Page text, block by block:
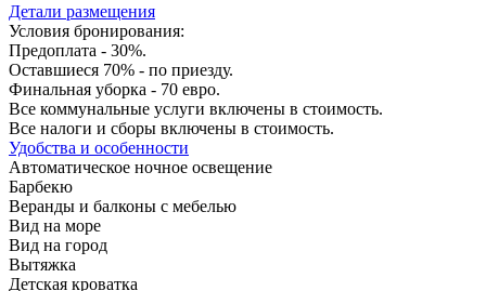
Детали размещения
Условия бронирования:
Предоплата - 30%.
Оставшиеся 70% - по приезду.
Финальная уборка - 70 евро.
Все коммунальные услуги включены в стоимость.
Все налоги и сборы включены в стоимость.
Удобства и особенности
Автоматическое ночное освещение
Барбекю
Веранды и балконы с мебелью
Вид на море
Вид на город
Вытяжка
Детская кроватка